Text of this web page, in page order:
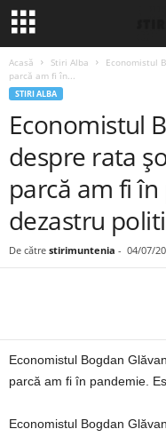
Acasă Stiri Alba
Economistul
parcă am fi în...
STIRI ALBA
Economistul
despre rata
parcă am fi
dezastru
De către stirimuntenia - 04/07/
Economistul Bogdan
parcă am fi în pandemie.
Economistul Bogdan